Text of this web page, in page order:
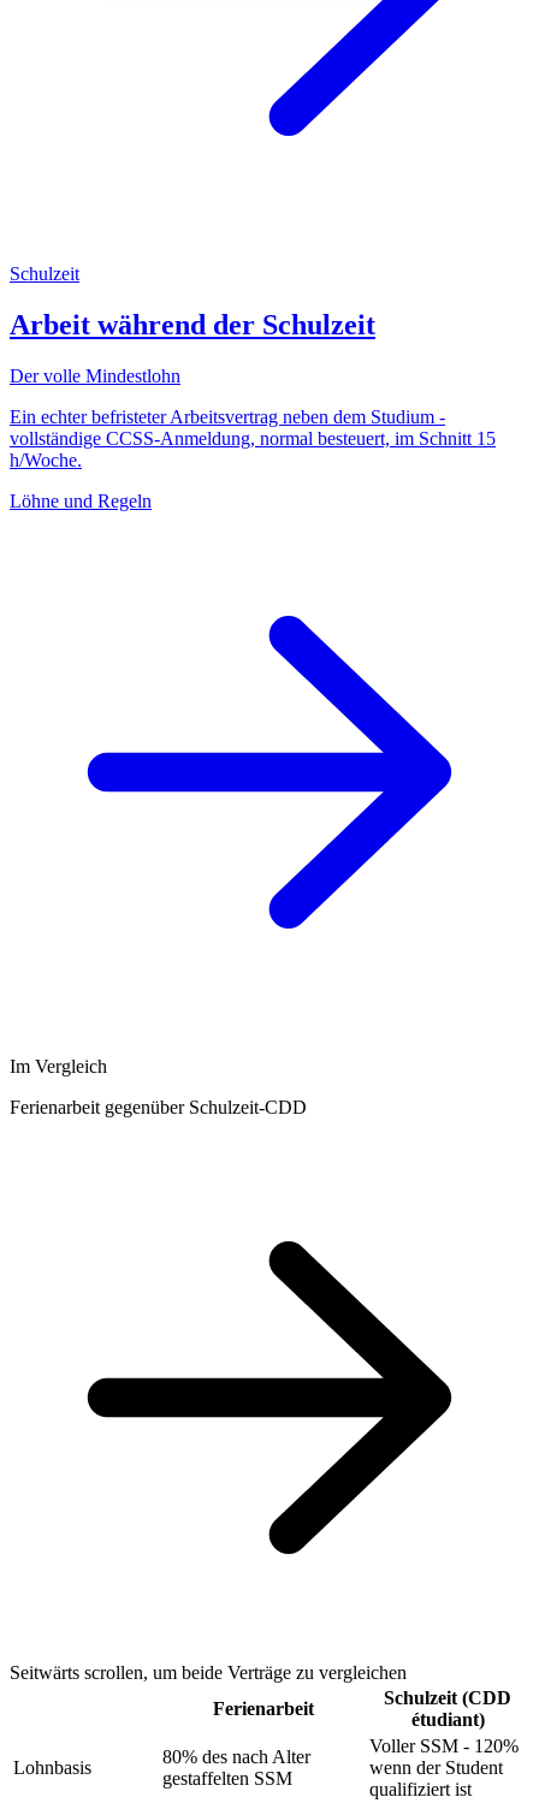
Schulzeit
Arbeit während der Schulzeit
Der volle Mindestlohn
Ein echter befristeter Arbeitsvertrag neben dem Studium -
vollständige CCSS-Anmeldung, normal besteuert, im Schnitt 15
h/Woche.
Löhne und Regeln
Im Vergleich
Ferienarbeit gegenüber Schulzeit-CDD
Seitwärts scrollen, um beide Verträge zu vergleichen
Ferienarbeit
Schulzeit (CDD
étudiant)
Lohnbasis
80% des nach Alter
gestaffelten SSM
Voller SSM - 120%
wenn der Student
qualifiziert ist